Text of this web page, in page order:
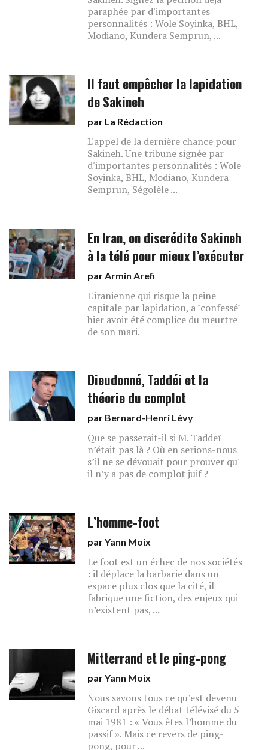
paraphée par d'importantes
personnalités : Wole Soyinka, BHL,
Modiano, Kundera Semprun, ...
Il faut empêcher la lapidation
de Sakineh
par La Rédaction
L'appel de la dernière chance pour
Sakineh. Une tribune signée par
d'importantes personnalités : Wole
Soyinka, BHL, Modiano, Kundera
Semprun, Ségolèle ...
En Iran, on discrédite Sakineh
à la télé pour mieux l’exécuter
parArmin Arefi
L'iranienne qui risque la peine
capitale par lapidation, a "confessé"
hier avoir été complice du meurtre
de son mari.
Dieudonné, Taddéi et la
théorie du complot
par Bernard-Henri Lévy
Que se passerait-il si M. Taddeï
n’était pas là ? Où en serions-nous
s’il ne se dévouait pour prouver qu'
il n’y a pas de complot juif ?
L’homme-foot
parYann Moix
Le foot est un échec de nos sociétés
: il déplace la barbarie dans un
espace plus clos que la cité, il
fabrique une fiction, des enjeux qui
n’existent pas, ...
Mitterrand et le ping-pong
parYann Moix
Nous savons tous ce qu’est devenu
Giscard après le débat télévisé du 5
mai 1981 : « Vous êtes l’homme du
passif ». Mais ce revers de ping-
pong, pour ...